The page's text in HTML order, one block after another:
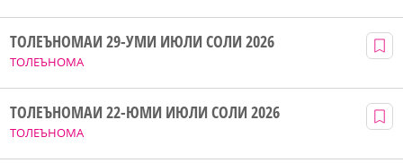
ТОЛЕЪНОМА
ТОЛЕЪНОМАИ 29-УМИ ИЮЛИ СОЛИ 2026
ТОЛЕЪНОМА
ТОЛЕЪНОМАИ 22-ЮМИ ИЮЛИ СОЛИ 2026